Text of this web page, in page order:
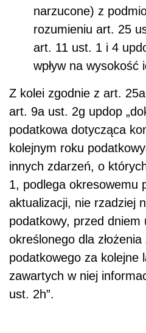
narzucone) z
rozumieniu art. 25
art. 11 ust. 1 i 4
wpływ na
Z kolei zgodnie z art.
art. 9a ust. 2g updop
podatkowa dotycząca
kolejnym roku
innych zdarzeń, o
1, podlega okresowemu
aktualizacji, nie rzadziej
podatkowy, przed dniem
określonego dla
podatkowego za kolejne
zawartych w niej
ust. 2h”.